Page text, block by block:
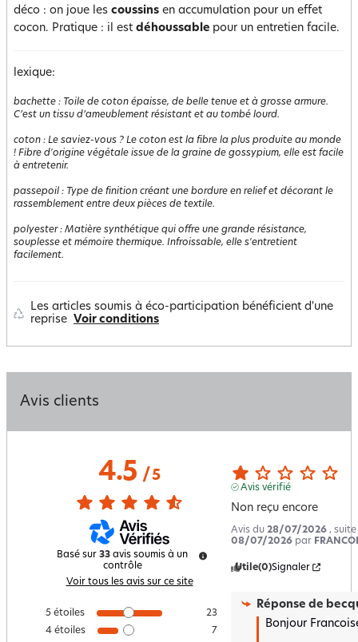
déco : on joue les coussins en accumulation pour un effet
cocon. Pratique : il est déhoussable pour un entretien facile.
lexique:
bachette : Toile de coton épaisse, de belle tenue et à grosse armure.
C’est un tissu d’ameublement résistant et au tombé lourd.
coton : Le saviez-vous ? Le coton est la fibre la plus produite au monde
! Fibre d'origine végétale issue de la graine de gossypium, elle est facile
à entretenir.
passepoil : Type de finition créant une bordure en relief et décorant le
rassemblement entre deux pièces de textile.
polyester: Matière synthétique qui offre une grande résistance,
souplesse et mémoire thermique. Infroissable, elle s'entretient
facilement.
Les articles soumis à éco-participation bénéficient d'une
reprise Voir conditions
Avis clients
4.5/ 5
Basé sur 33 avis soumis à un
contrôle
Voir tous les avis sur ce site
5 étoiles
23
4 étoiles
7
Avis vérifié
Non reçu encore
Avis du 28/07/2026 ,
08/07/2026 par
Utile(0)Signaler
Réponse de
Bonjour